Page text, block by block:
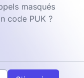
masqués
code PUK ?